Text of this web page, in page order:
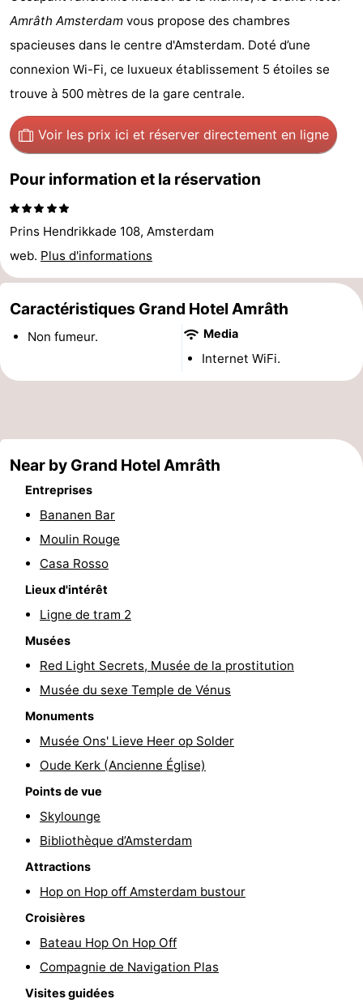
Het
Amsterdamse
Bos
Spaarnwoude
Hôtels
Last
minutes
Musées
Attractions
Choses
à
faire
Lieux
d'intérêt
-
Musées
-
Monuments
-
de
-
Experiences
Villages
villes
guidées
Sports
Faire
vélo
Randonnée
Divertissement
Vie
Nocturne
Aliments
Boissons
Shopping
Grands
Faire
vélo
Spécial
Amrâth Amsterdam vous propose des chambres
spacieuses dans le centre d'Amsterdam. Doté d’une
connexion Wi-Fi, ce luxueux établissement 5 étoiles se
trouve à 500 mètres de la gare centrale.
Voir les prix ici et réserver directement en ligne
Pour information et la réservation
Prins Hendrikkade 108, Amsterdam
web. Plus d'informations
Caractéristiques Grand Hotel Amrâth
Non fumeur. Media
Internet WiFi.
Near by Grand Hotel Amrâth
Entreprises
Bananen Bar
Moulin Rouge
Casa Rosso
Lieux d'intérêt
Ligne de tram 2
Musées
Red Light Secrets, Musée de la prostitution
Musée du sexe Temple de Vénus
Monuments
Musée Ons' Lieve Heer op Solder
Oude Kerk (Ancienne Église)
Points de vue
Skylounge
Bibliothèque d’Amsterdam
Attractions
Hop on Hop off Amsterdam bustour
Croisières
Bateau Hop On Hop Off
Compagnie de Navigation Plas
Visites guidées